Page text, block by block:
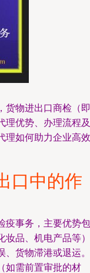
货物进出口商检（即
理优势、办理流程及
理如何助力企业高效
口中的作
疫事务，主要优势包
妆品、机电产品等）
、货物滞港或退运。
如需前置审批的材